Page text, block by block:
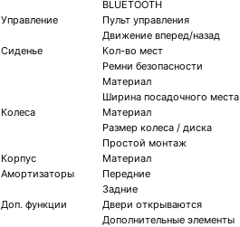
BLUETOOTH
Управление
Пульт управления
Движение вперед/назад
Сиденье
Кол-во мест
Ремни безопасности
Материал
Ширина посадочного места
Колеса
Материал
Размер колеса / диска
Простой монтаж
Корпус
Материал
Амортизаторы
Передние
Задние
Доп. функции
Двери открываются
Дополнительные элементы